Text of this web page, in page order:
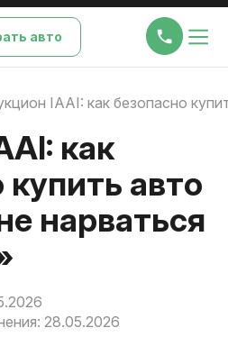
авто
IAAI: как безопасно
как
купить авто
нарваться
28.05.2026